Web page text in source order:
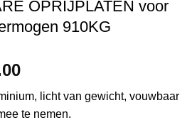
OPRIJPLATEN voor
910KG
Huidige
is:
€ 259.00.
licht van gewicht, vouwbaar
te nemen.